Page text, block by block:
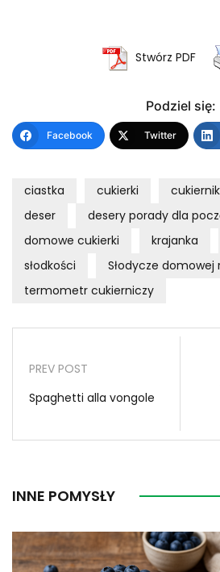
Stwórz PDF
Podziel się:
Facebook Twitter
ciastka cukierki cukiernik
deser
desery porady dla
domowe cukierki
krajanka
słodkości
Słodycze domowej
termometr cukierniczy
PREV POST
Spaghetti alla vongole
INNE POMYSŁY